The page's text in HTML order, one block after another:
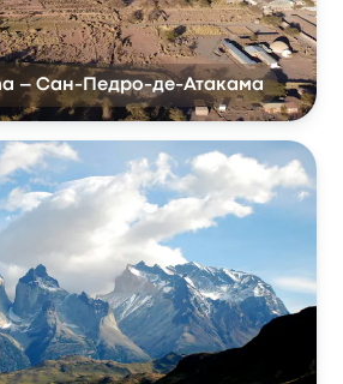
– Сан-Педро-де-Атакама